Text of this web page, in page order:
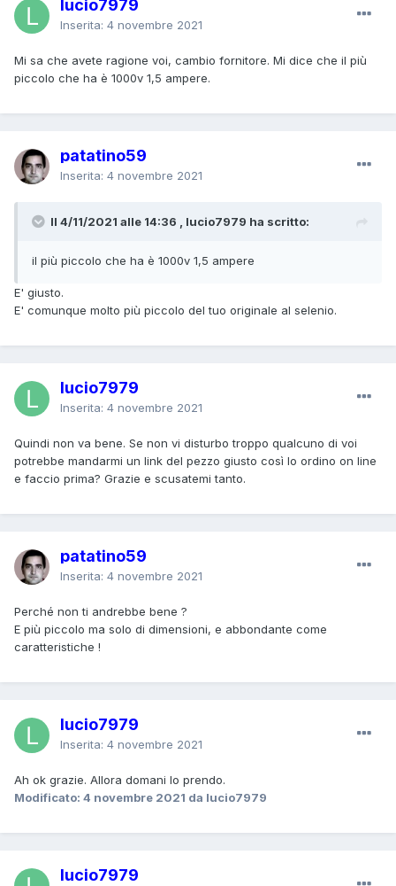
lucio7979
Inserita: 4 novembre 2021
Mi sa che avete ragione voi, cambio fornitore. Mi dice che il più
piccolo che ha è 1000v 1,5 ampere.
patatino59
Inserita: 4 novembre 2021
Il 4/11/2021 alle 14:36 , lucio7979 ha scritto:
il più piccolo che ha è 1000v 1,5 ampere
E' giusto.
E' comunque molto più piccolo del tuo originale al selenio.
lucio7979
Inserita: 4 novembre 2021
Quindi non va bene. Se non vi disturbo troppo qualcuno di voi
potrebbe mandarmi un link del pezzo giusto così lo ordino on line
e faccio prima? Grazie e scusatemi tanto.
patatino59
Inserita: 4 novembre 2021
Perché non ti andrebbe bene ?
E più piccolo ma solo di dimensioni, e abbondante come
caratteristiche !
lucio7979
Inserita: 4 novembre 2021
Ah ok grazie. Allora domani lo prendo.
Modificato: 4 novembre 2021 da lucio7979
lucio7979